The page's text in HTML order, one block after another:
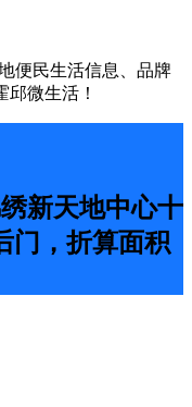
便民生活信息、品牌
微生活！
新天地中心十
门，折算面积